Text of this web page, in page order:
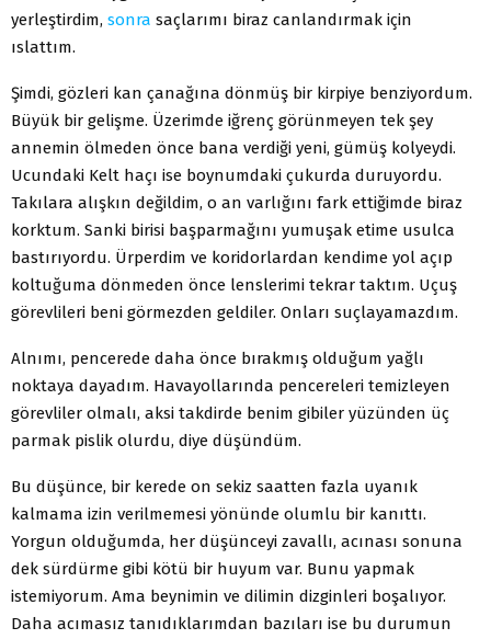
yerleştirdim, sonra saçlarımı biraz canlandırmak için
ıslattım.
Şimdi, gözleri kan çanağına dönmüş bir kirpiye benziyordum.
Büyük bir gelişme. Üzerimde iğrenç görünmeyen tek şey
annemin ölmeden önce bana verdiği yeni, gümüş kolyeydi.
Ucundaki Kelt haçı ise boynumdaki çukurda duruyordu.
Takılara alışkın değildim, o an varlığını fark ettiğimde biraz
korktum. Sanki birisi başparmağını yumuşak etime usulca
bastırıyordu. Ürperdim ve koridorlardan kendime yol açıp
koltuğuma dönmeden önce lenslerimi tekrar taktım. Uçuş
görevlileri beni görmezden geldiler. Onları suçlayamazdım.
Alnımı, pencerede daha önce bırakmış olduğum yağlı
noktaya dayadım. Havayollarında pencereleri temizleyen
görevliler olmalı, aksi takdirde benim gibiler yüzünden üç
parmak pislik olurdu, diye düşündüm.
Bu düşünce, bir kerede on sekiz saatten fazla uyanık
kalmama izin verilmemesi yönünde olumlu bir kanıttı.
Yorgun olduğumda, her düşünceyi zavallı, acınası sonuna
dek sürdürme gibi kötü bir huyum var. Bunu yapmak
istemiyorum. Ama beynimin ve dilimin dizginleri boşalıyor.
Daha acımasız tanıdıklarımdan bazıları ise bu durumun